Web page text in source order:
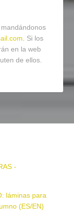
. Si los
en la web
de ellos.
-
láminas para
(ES/EN)